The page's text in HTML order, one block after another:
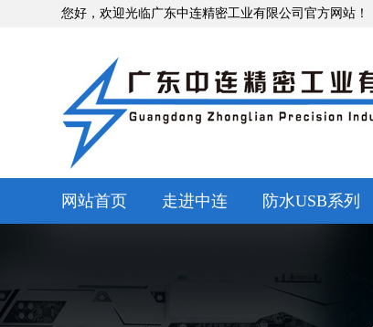
您好，欢迎光临广东中连精密工业有限公司官方网站！
网站首页 走进中连 防水USB系列